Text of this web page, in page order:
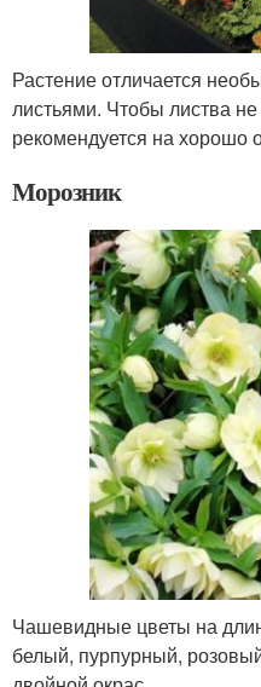
Растение отличается
листьями. Чтобы листва
рекомендуется на хорошо
Морозник
Чашевидные цветы на
белый, пурпурный,